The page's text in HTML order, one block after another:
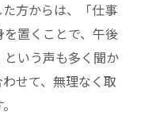
方からは、「仕事
置くことで、午後
いう声も多く聞か
せて、無理なく取